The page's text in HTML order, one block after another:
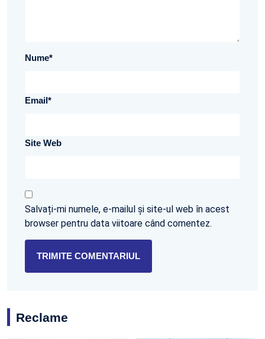
Nume*
Email *
Site Web
Salvați-mi numele, e-mailul și site-ul web în acest
browser pentru data viitoare când comentez.
Reclame